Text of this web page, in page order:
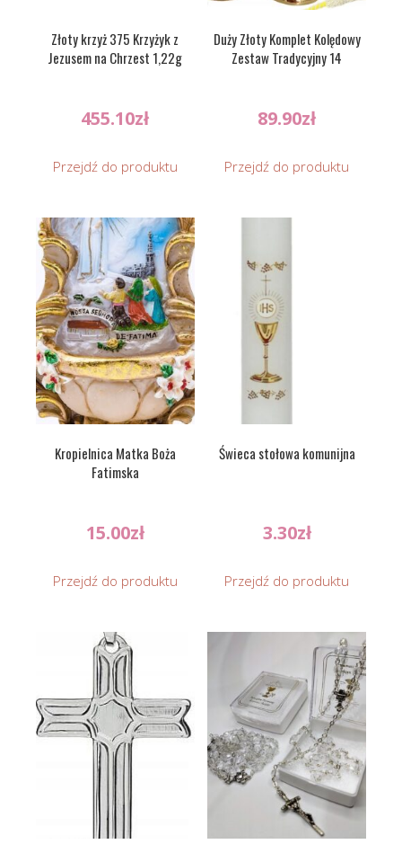
Złoty krzyż 375 Krzyżyk z
Jezusem na Chrzest 1,22g
455.10zł
Przejdź do produktu
Duży Złoty Komplet Kolędowy
Zestaw Tradycyjny 14
89.90zł
Przejdź do produktu
Kropielnica Matka Boża
Fatimska
15.00zł
Przejdź do produktu
Świeca stołowa komunijna
3.30zł
Przejdź do produktu